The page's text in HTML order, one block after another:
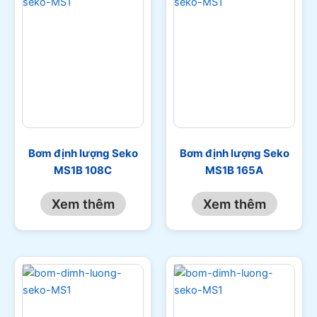
Bơm định lượng Seko
MS1B 108C
Xem thêm
Bơm định lượng Seko
MS1B 165A
Xem thêm